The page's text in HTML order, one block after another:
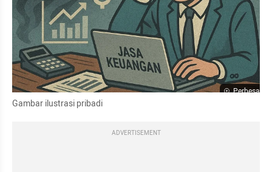
Perbesar
Gambar ilustrasi pribadi
ADVERTISEMENT